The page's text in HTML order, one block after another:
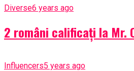
Diverse6 years ago
2 români calificați la Mr.
Influencers5 years ago